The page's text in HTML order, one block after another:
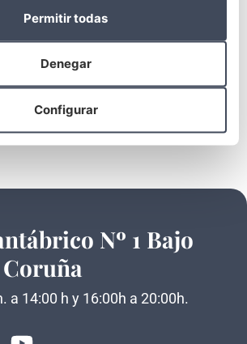
Qué tipos hay, pros y
Nº 1 Bajo
Coruña
a 14:00 h y 16:00h a 20:00h.
Configurar
Denegar
Permitir todas